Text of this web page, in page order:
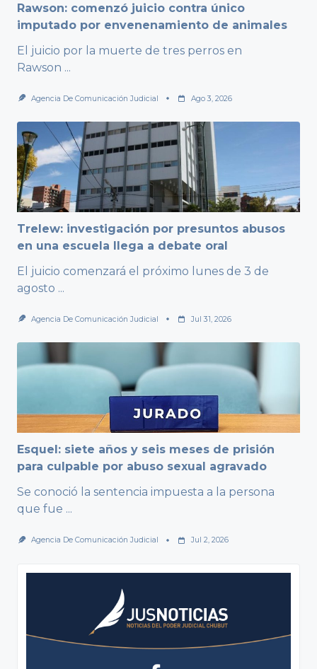
Rawson: comenzó juicio contra único
imputado por envenenamiento de animales
El juicio por la muerte de tres perros en
Rawson ...
Agencia De Comunicación Judicial Ago 3, 2026
Trelew: investigación por presuntos abusos
en una escuela llega a debate oral
El juicio comenzará el próximo lunes de 3 de
agosto ...
Agencia De Comunicación Judicial Jul 31, 2026
Esquel: siete años y seis meses de prisión
para culpable por abuso sexual agravado
Se conoció la sentencia impuesta a la persona
que fue ...
Agencia De Comunicación Judicial Jul 2, 2026